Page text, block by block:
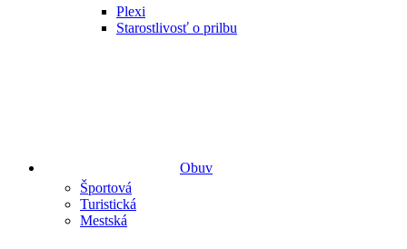
Plexi
Starostlivosť o prilbu
Obuv
Športová
Turistická
Mestská